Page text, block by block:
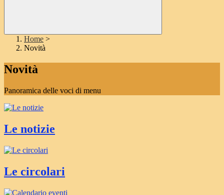
Home >
Novità
Novità
Panoramica delle voci di menu
Le notizie
Le circolari